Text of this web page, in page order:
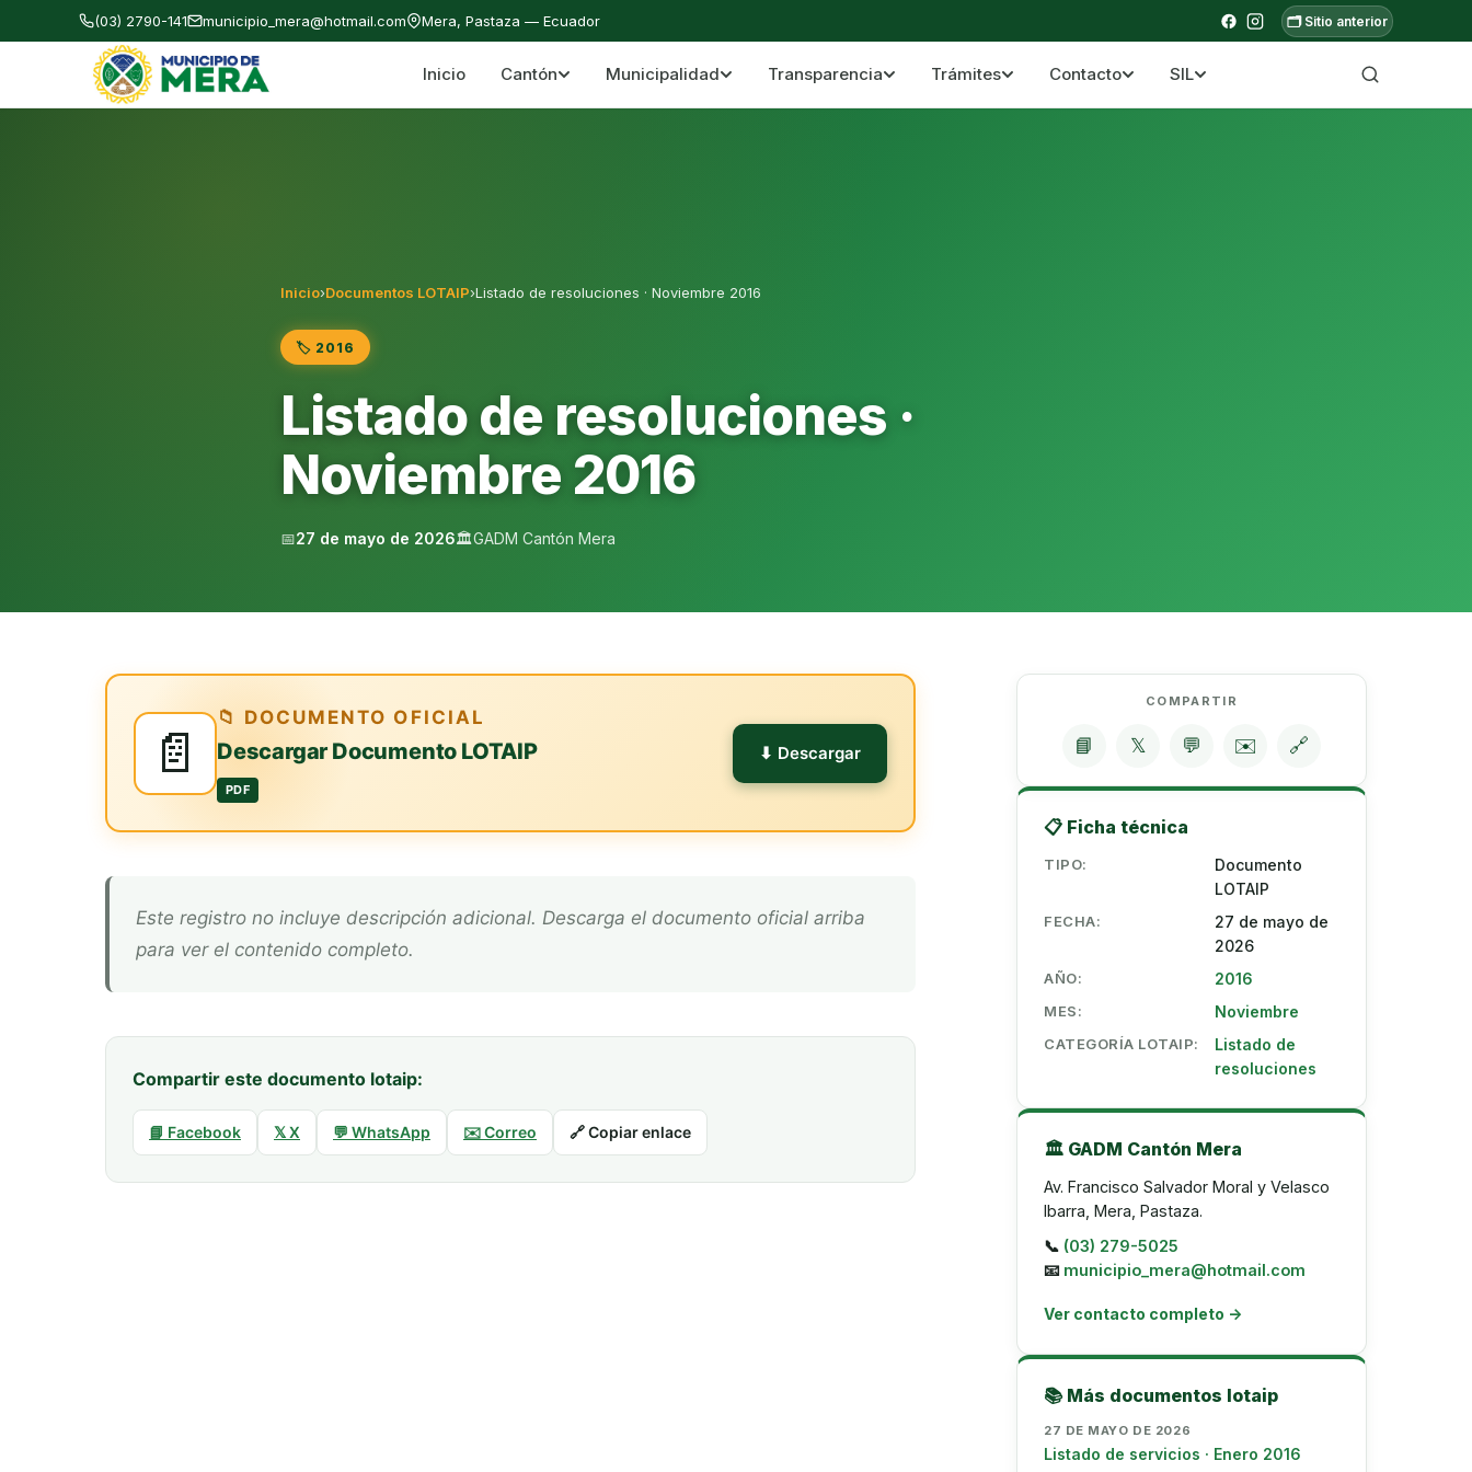
(03) 2790-141 municipio_mera@hotmail.com Mera, Pastaza — Ecuador 🗂️ Sitio anterior
Gobierno Autónomo Descentralizado Municipal del Cantón Mera Cantón Mera · Pastaza · Llanganates y Amazonía ecuatoriana
Inicio Cantón Municipalidad Transparencia Trámites Contacto SIL
Inicio›Documentos LOTAIP›Listado de resoluciones · Noviembre 2016
🏷️ 2016
Listado de resoluciones ·
Noviembre 2016
📅27 de mayo de 2026🏛️GADM Cantón Mera
📄
📁 DOCUMENTO OFICIAL
Descargar Documento LOTAIP
PDF
⬇ Descargar
Este registro no incluye descripción adicional. Descarga el documento oficial arriba
para ver el contenido completo.
Compartir este documento lotaip:
📘 Facebook 𝕏 X 💬 WhatsApp ✉️ Correo 🔗 Copiar enlace
COMPARTIR
📘 𝕏 💬 ✉️ 🔗
📋 Ficha técnica
TIPO:
Documento
LOTAIP
FECHA:
27 de mayo de
2026
AÑO: 2016
MES: Noviembre
CATEGORÍA LOTAIP:
Listado de
resoluciones
🏛️ GADM Cantón Mera
Av. Francisco Salvador Moral y Velasco
Ibarra, Mera, Pastaza.
📞 (03) 279-5025
📧 municipio_mera@hotmail.com
Ver contacto completo →
📚 Más documentos lotaip
27 DE MAYO DE 2026
Listado de servicios · Enero 2016